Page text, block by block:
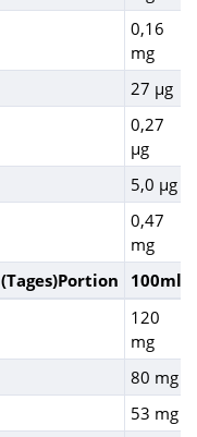
0,16
mg
27 µg
0,27
µg
5,0 µg
0,47
mg
(Tages)Portion 100ml
120
mg
80 mg
53 mg